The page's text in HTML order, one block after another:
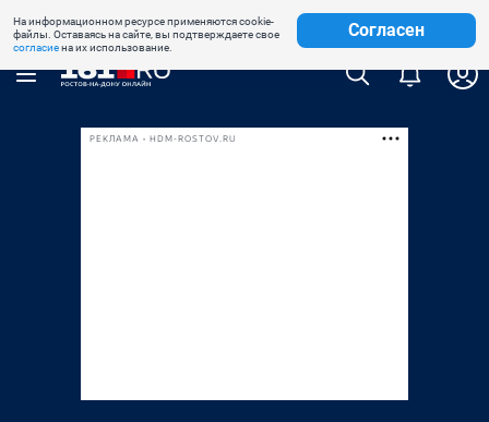
Недвижимость Знакомства Погода Телепрограмма
РЕКЛАМА • HDM-ROSTOV.RU
На информационном ресурсе применяются cookie-
файлы. Оставаясь на сайте, вы подтверждаете свое
согласиена их использование.
Согласен